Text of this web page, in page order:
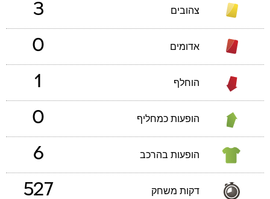
צהובים 3
אדומים 0
הוחלף 1
הופעות כמחליף 0
הופעות בהרכב 6
דקות משחק 527